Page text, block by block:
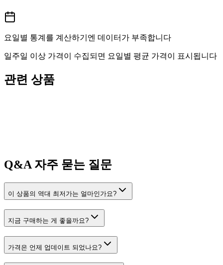
요일별 통계를 계산하기엔 데이터가 부족합니다
일주일 이상 가격이 수집되면 요일별 평균 가격이 표시됩니다
관련 상품
Q&A자주 묻는 질문
이 상품의 역대 최저가는 얼마인가요?
지금 구매하는 게 좋을까요?
가격은 언제 업데이트 되었나요?